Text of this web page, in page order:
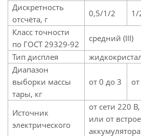
Дискретность
отсчёта, г
0,5/1/2 1/
Класс точности
по ГОСТ 29329-92
средний (III)
Тип дисплея
Диапазон
выборки массы
тары, кг
от 0 до 3
Источник
электрического
от сети 220
или от
аккумулятора